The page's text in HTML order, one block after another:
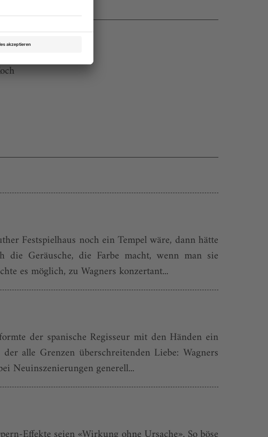
Festspielhaus noch ein Tempel wäre, dann hätte
Geräusche, die Farbe macht, wenn man sie
es möglich, zu Wagners konzertant...
der spanische Regisseur mit den Händen ein
alle Grenzen überschreitenden Liebe: Wagners
Neuinszenierungen generell...